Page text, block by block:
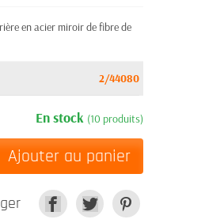
en acier miroir de fibre de
2/44080
En stock (10 produits)
Ajouter au panier